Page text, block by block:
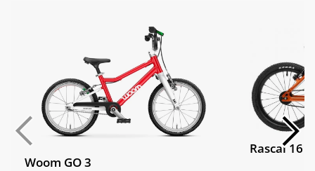
Woom GO 3
Rascal 16